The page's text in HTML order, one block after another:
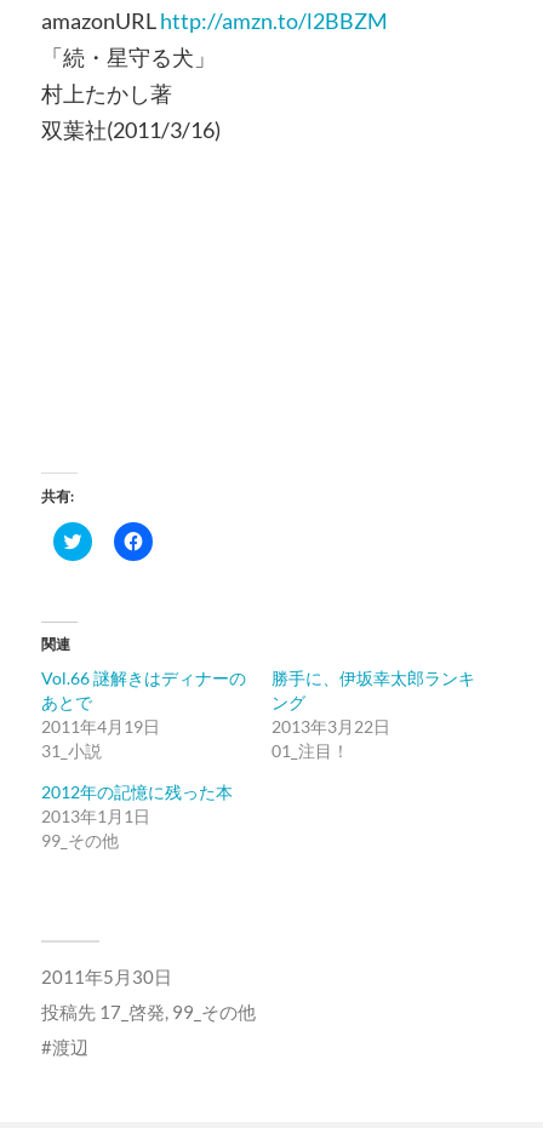
amazonURLhttp://amzn.to/l2BBZM
「続・星守る犬」
村上たかし著
双葉社(2011/3/16)
共有:
ク
リ
有
(新
し
い
ウ
ィ
ド
ウ
で
開
き
Facebook
で
リ
し
て
さ
い
(新
き
す)
関連
Vol.66 謎解きはディナーの
あとで
2011年4月19日
31_小説
勝手に、伊坂幸太郎ランキ
ング
2013年3月22日
01_注目！
2012年の記憶に残った本
2013年1月1日
99_その他
2011年5月30日
投稿先 17_啓発, 99_その他
渡辺